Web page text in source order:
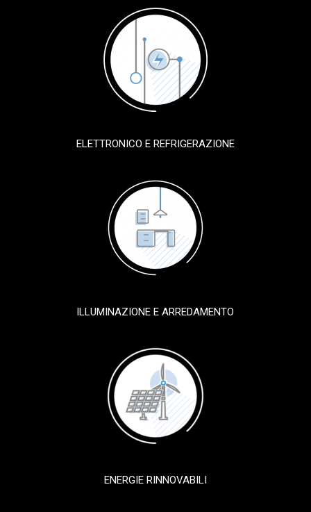
ELETTRONICO E REFRIGERAZIONE
ILLUMINAZIONE E ARREDAMENTO
ENERGIE RINNOVABILI